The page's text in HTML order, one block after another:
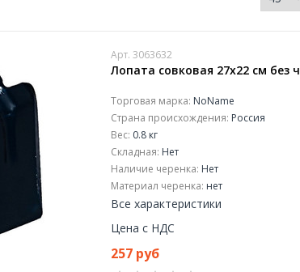
Арт. 3063632
Лопата совковая 27x22 см без
Торговая марка: NoName
Страна происхождения: Россия
Вес: 0.8 кг
Складная: Нет
Наличие черенка: Нет
Материал черенка: нет
Все характеристики
Цена с НДС
257 руб